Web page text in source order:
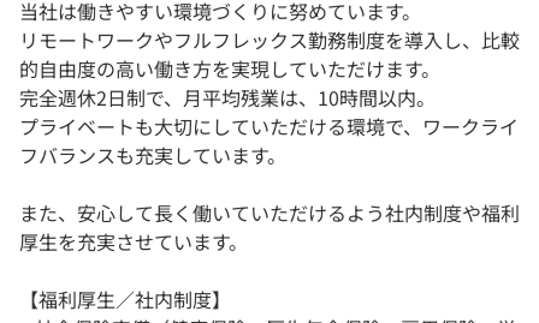
当社は働きやすい環境づくりに努めています。
リモートワークやフルフレックス勤務制度を導入し、比較
的自由度の高い働き方を実現していただけます。
完全週休2日制で、月平均残業は、10時間以内。
プライベートも大切にしていただける環境で、ワークライ
フバランスも充実しています。
また、安心して長く働いていただけるよう社内制度や福利
厚生を充実させています。
【福利厚生／社内制度】